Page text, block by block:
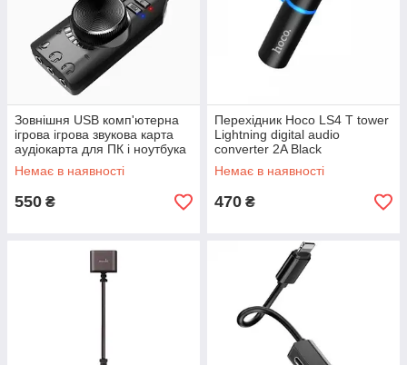
Зовнішня USB комп'ютерна
ігрова ігрова звукова карта
аудіокарта для ПК і ноутбука
GS3 Mark2 Чорна
Немає в наявності
550 ₴
Перехідник Hoco LS4 T tower
Lightning digital audio
converter 2A Black
Немає в наявності
470 ₴